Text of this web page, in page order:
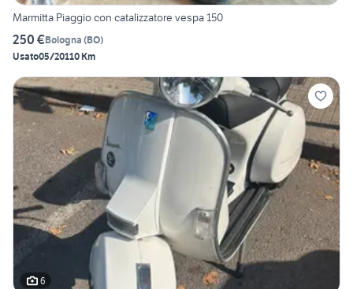
Marmitta Piaggio con catalizzatore vespa 150
250 €Bologna (BO)
Usato05/20110 Km
6